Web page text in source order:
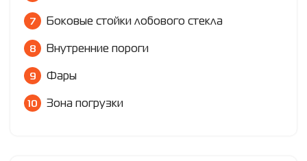
Боковые стойки лобового стекла
Внутренние пороги
Фары
Зона погрузки